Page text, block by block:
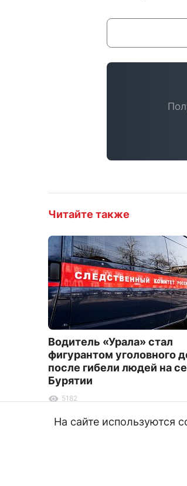
Читайте также
Водитель «Урала» стал
фигурантом уголовного
после гибели людей на
Бурятии
5182
На сайте используются